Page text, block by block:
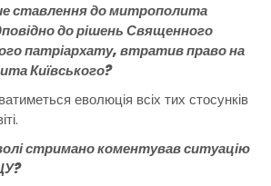
ставлення до митрополита
до рішень Священного
патріархату, втратив право на
Київського?
еволюція всіх тих стосунків
стримано коментував ситуацію